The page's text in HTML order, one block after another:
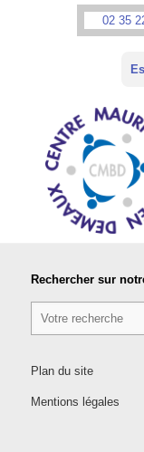
02 35
Rechercher sur
Plan du site
Mentions légales